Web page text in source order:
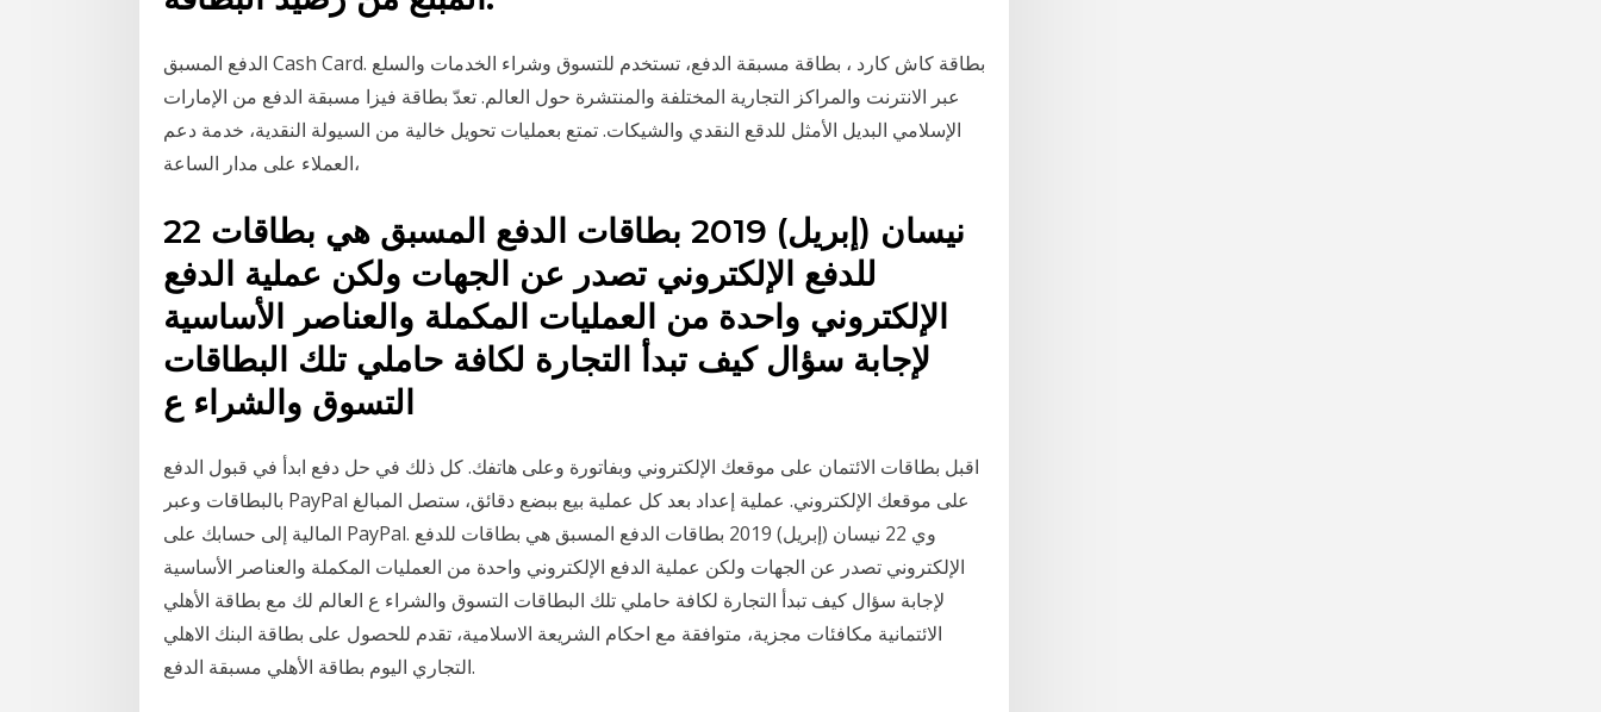
الدفع المسبق Cash Card. بطاقة كاش كارد ، بطاقة مسبقة الدفع، تستخدم للتسوق وشراء الخدمات والسلع
عبر الانترنت والمراكز التجارية المختلفة والمنتشرة حول العالم. تعدّ بطاقة فيزا مسبقة الدفع من الإمارات
الإسلامي البديل الأمثل للدقع النقدي والشيكات. تمتع بعمليات تحويل خالية من السيولة النقدية، خدمة دعم
العملاء على مدار الساعة،
22 نيسان (إبريل) 2019 بطاقات الدفع المسبق هي بطاقات
للدفع الإلكتروني تصدر عن الجهات ولكن عملية الدفع
الإلكتروني واحدة من العمليات المكملة والعناصر الأساسية
لإجابة سؤال كيف تبدأ التجارة لكافة حاملي تلك البطاقات
التسوق والشراء ع
اقبل بطاقات الائتمان على موقعك الإلكتروني وبفاتورة وعلى هاتفك. كل ذلك في حل دفع ابدأ في قبول الدفع
بالبطاقات وعبر PayPal على موقعك الإلكتروني. عملية إعداد بعد كل عملية بيع ببضع دقائق، ستصل المبالغ
المالية إلى حسابك على PayPal. وي 22 نيسان (إبريل) 2019 بطاقات الدفع المسبق هي بطاقات للدفع
الإلكتروني تصدر عن الجهات ولكن عملية الدفع الإلكتروني واحدة من العمليات المكملة والعناصر الأساسية
لإجابة سؤال كيف تبدأ التجارة لكافة حاملي تلك البطاقات التسوق والشراء ع العالم لك مع بطاقة الأهلي
الائتمانية مكافئات مجزية، متوافقة مع احكام الشريعة الاسلامية، تقدم للحصول على بطاقة البنك الاهلي
التجاري اليوم بطاقة الأهلي مسبقة الدفع.